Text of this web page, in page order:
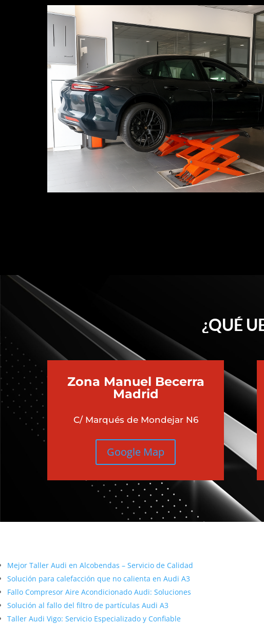
¿QUÉ
Zona Manuel Becerra
Madrid
C/ Marqués de Mondejar N6
Google Map
Mejor Taller Audi en Alcobendas – Servicio de Calidad
Solución para calefacción que no calienta en Audi A3
Fallo Compresor Aire Acondicionado Audi: Soluciones
Solución al fallo del filtro de partículas Audi A3
Taller Audi Vigo: Servicio Especializado y Confiable